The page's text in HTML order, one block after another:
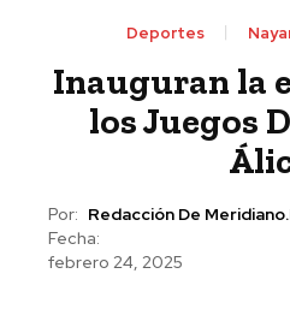
Deportes
Inauguran la
los Juegos
Por: Redacción De
Fecha:
febrero 24, 2025